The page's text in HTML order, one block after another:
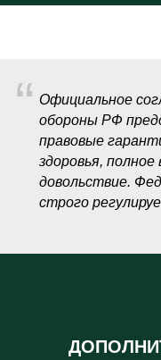
“ Официальное
обороны РФ
правовые
здоровья,
довольствие.
строго